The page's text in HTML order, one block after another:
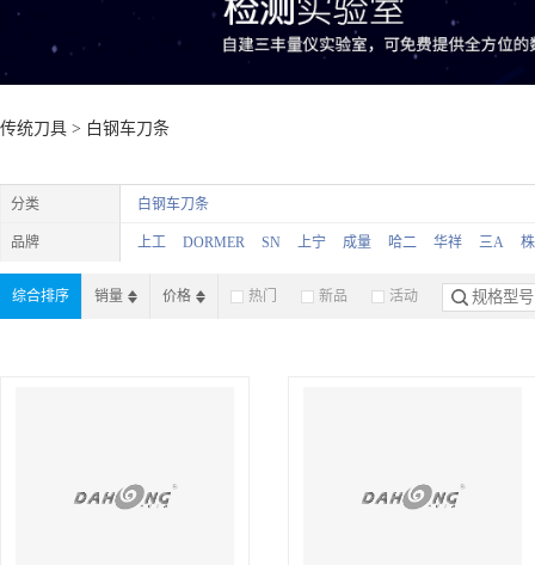
传统刀具 > 白钢车刀条
分类 白钢车刀条
品牌 上工 DORMER SN 上宁 成量 哈二 华祥 三A
综合排序 销量 价格 热门 新品 活动